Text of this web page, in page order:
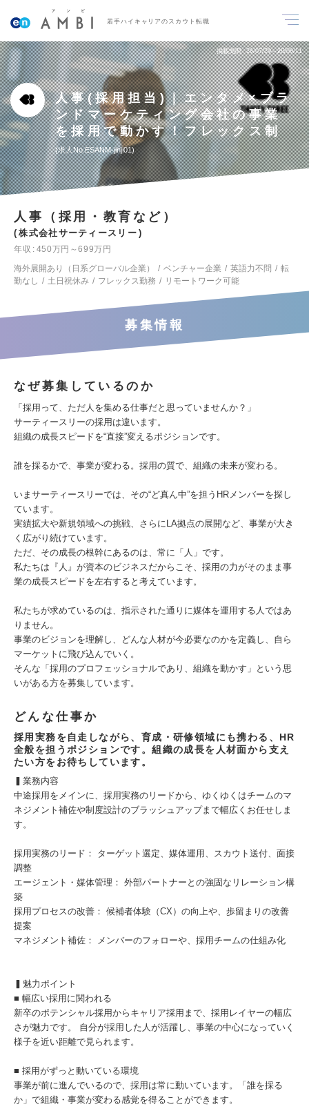
若手ハイキャリアのスカウト転職
掲載期間 26/07/29～26/08/11
人事(採用担当)｜エンタメ×ブラ
ンドマーケティング会社の事業
を採用で動かす！フレックス制
求人No.ESANM-jinji01
人事（採用・教育など）
株式会社サーティースリー
年収
450万円～699万円
海外展開あり（日系グローバル企業）
ベンチャー企業 英語力不問
転
勤なし
土日祝休み フレックス勤務 リモートワーク可能
募集情報
なぜ募集しているのか
「採用って、ただ人を集める仕事だと思っていませんか？」
サーティースリーの採用は違います。
組織の成長スピードを“直接”変えるポジションです。
誰を採るかで、事業が変わる。採用の質で、組織の未来が変わる。
いまサーティースリーでは、その“ど真ん中”を担うHRメンバーを探し
ています。
実績拡大や新規領域への挑戦、さらにLA拠点の展開など、事業が大き
く広がり続けています。
ただ、その成長の根幹にあるのは、常に「人」です。
私たちは『人』が資本のビジネスだからこそ、採用の力がそのまま事
業の成長スピードを左右すると考えています。
私たちが求めているのは、指示された通りに媒体を運用する人ではあ
りません。
事業のビジョンを理解し、どんな人材が今必要なのかを定義し、自ら
マーケットに飛び込んでいく。
そんな「採用のプロフェッショナルであり、組織を動かす」という思
いがある方を募集しています。
どんな仕事か
採用実務を自走しながら、育成・研修領域にも携わる、HR
全般を担うポジションです。組織の成長を人材面から支え
たい方をお待ちしています。
▍業務内容
中途採用をメインに、採用実務のリードから、ゆくゆくはチームのマ
ネジメント補佐や制度設計のブラッシュアップまで幅広くお任せしま
す。
採用実務のリード： ターゲット選定、媒体運用、スカウト送付、面接
調整
エージェント・媒体管理： 外部パートナーとの強固なリレーション構
築
採用プロセスの改善： 候補者体験（CX）の向上や、歩留まりの改善
提案
マネジメント補佐： メンバーのフォローや、採用チームの仕組み化
▍魅力ポイント
■ 幅広い採用に関われる
新卒のポテンシャル採用からキャリア採用まで、採用レイヤーの幅広
さが魅力です。 自分が採用した人が活躍し、事業の中心になっていく
様子を近い距離で見られます。
■ 採用がずっと動いている環境
事業が前に進んでいるので、採用は常に動いています。「誰を採る
か」で組織・事業が変わる感覚を得ることができます。